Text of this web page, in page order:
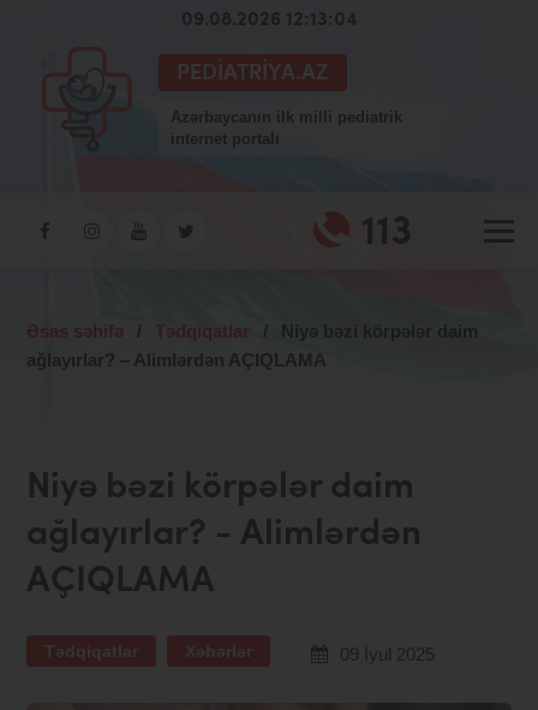
09.08.2026 12:13:04
PEDIATRIYA.AZ
Azərbaycanın ilk milli pediatrik
internet portalı
113
Əsas səhifə / Tədqiqatlar /
Niyə bəzi körpələr daim
ağlayırlar? – Alimlərdən AÇIQLAMA
Niyə bəzi körpələr daim
ağlayırlar? - Alimlərdən
AÇIQLAMA
Tədqiqatlar Xəbərlər 09 İyul 2025